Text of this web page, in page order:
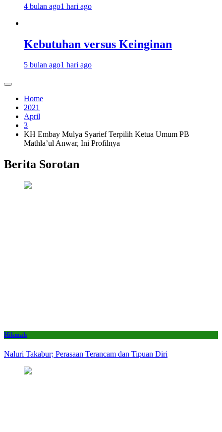
4 bulan ago1 hari ago
Kebutuhan versus Keinginan
5 bulan ago1 hari ago
Home
2021
April
3
KH Embay Mulya Syarief Terpilih Ketua Umum PB
Mathla’ul Anwar, Ini Profilnya
Berita Sorotan
Hikmah
Naluri Takabur; Perasaan Terancam dan Tipuan Diri